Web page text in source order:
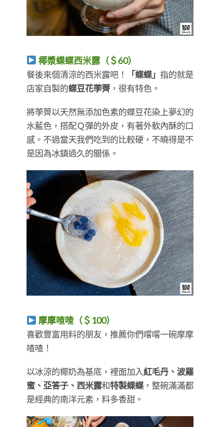
椰漿蝶蝶西米露（＄60）
​​​​​​​餐後來個清涼的西米露吧！ 「蝶蝶」 指的就是
店家自製的蝶豆花荸薺 ，很有特色。
將荸薺以天然無添加色素的蝶豆花染上夢幻的
水藍色，搭配Ｑ彈的外皮，有著外軟內酥的口
感。不過當天我們吃到的比較硬，不曉得是不
是因為冰鎮過久的關係。
摩摩喳喳（＄100）
​​​​​​​喜歡豐富用料的朋友，推薦你們嚐嚐一碗摩摩
喳喳！
以冰涼的椰奶為基底，裡面加入紅毛丹、波羅
蜜、亞答子、西米露和特製蝶蝶，整碗滿滿都
是經典的南洋元素，料多香甜。